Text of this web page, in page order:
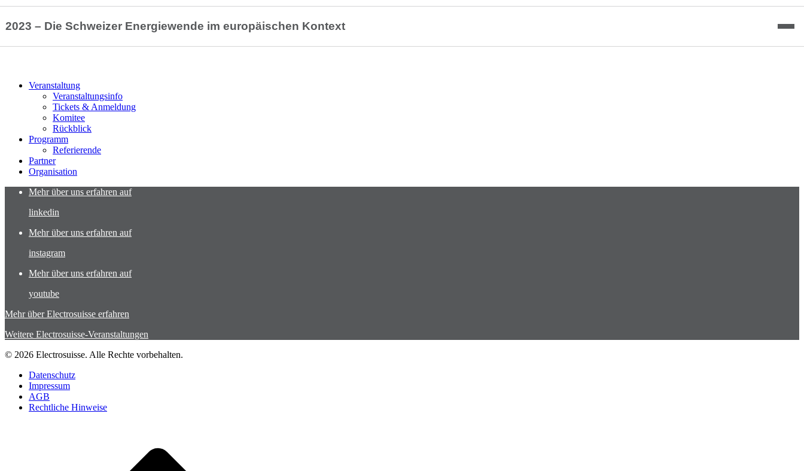
2023 – Die Schweizer Energiewende im europäischen Kontext
Veranstaltung
Veranstaltungsinfo
Tickets & Anmeldung
Komitee
Rückblick
Programm
Referierende
Partner
Organisation
Mehr über uns erfahren auf
linkedin
Mehr über uns erfahren auf
instagram
Mehr über uns erfahren auf
youtube
Mehr über Electrosuisse erfahren
Weitere Electrosuisse-Veranstaltungen
© 2026 Electrosuisse. Alle Rechte vorbehalten.
Datenschutz
Impressum
AGB
Rechtliche Hinweise